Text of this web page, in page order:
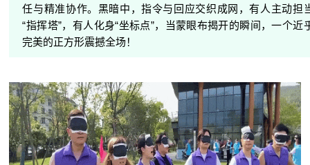
任与精准协作。黑暗中，指令与回应交织成网，有人主动担
“指挥塔”，有人化身“坐标点”，当蒙眼布揭开的瞬间，一个近
完美的正方形震撼全场！